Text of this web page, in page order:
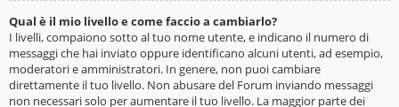
Qual è il mio livello e come faccio a cambiarlo?
I livelli, compaiono sotto al tuo nome utente, e indicano il numero di
messaggi che hai inviato oppure identificano alcuni utenti, ad esempio,
moderatori e amministratori. In genere, non puoi cambiare
direttamente il tuo livello. Non abusare del Forum inviando messaggi
non necessari solo per aumentare il tuo livello. La maggior parte dei